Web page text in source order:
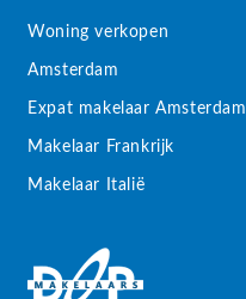
Woning verkopen
Amsterdam
Expat makelaar Amsterdam
Makelaar Frankrijk
Makelaar Italië